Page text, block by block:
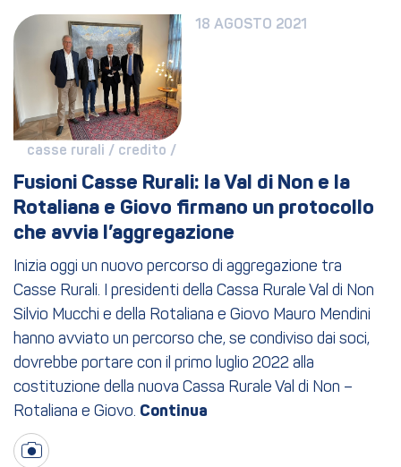
18 AGOSTO 2021
casse rurali / credito /
Fusioni Casse Rurali: la Val di Non e la
Rotaliana e Giovo firmano un protocollo
che avvia l’aggregazione
Inizia oggi un nuovo percorso di aggregazione tra
Casse Rurali. I presidenti della Cassa Rurale Val di Non
Silvio Mucchi e della Rotaliana e Giovo Mauro Mendini
hanno avviato un percorso che, se condiviso dai soci,
dovrebbe portare con il primo luglio 2022 alla
costituzione della nuova Cassa Rurale Val di Non –
Rotaliana e Giovo.